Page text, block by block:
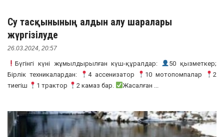
Су тасқынының алдын алу шаралары
жүргізілуде
26.03.2024, 20:57
Бүгінгі күні жұмылдырылған күш-құралдар:
50 қызметкер;
Бірлік техникалардан:
4 ассенизатор 10 мотопомпалар
2
тиегіш
1 трактор 2 камаз бар. Жасалған ...